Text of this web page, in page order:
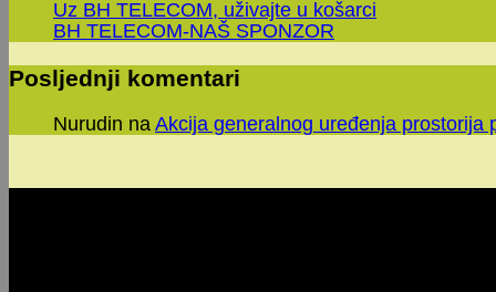
Uz BH TELECOM, uživajte u košarci
BH TELECOM-NAŠ SPONZOR
Posljednji komentari
Nurudin na Akcija generalnog uređenja prostorija